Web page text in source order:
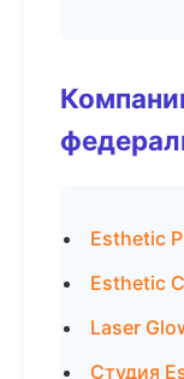
Esthetic
Esthetic
Laser
Студия